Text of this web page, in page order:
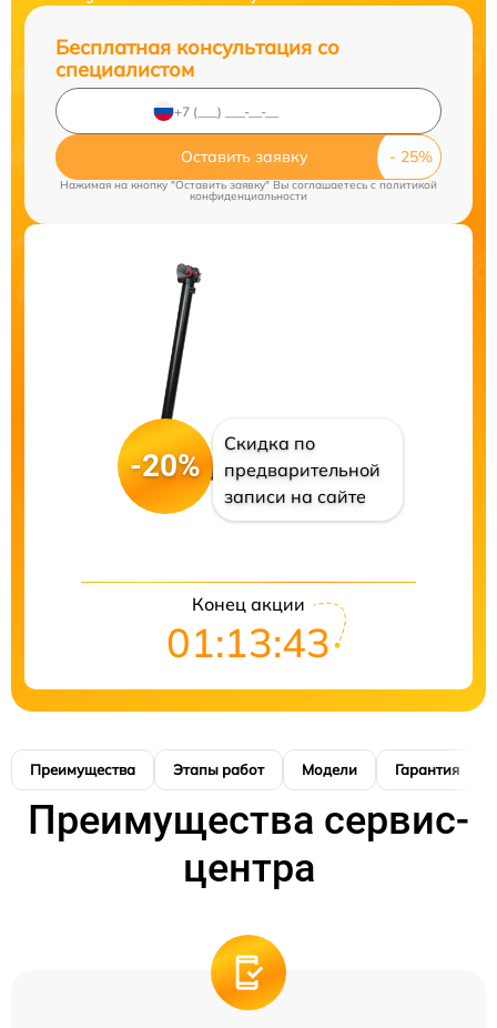
Бесплатная консультация со
специалистом
Оставить заявку
Нажимая на кнопку "Оставить заявку" Вы соглашаетесь c политикой
конфиденциальности
-20%
Скидка по
предварительной
записи на сайте
Конец акции
01:13:42
Преимущества Этапы работ Модели Гарантия
Преимущества сервис-
центра